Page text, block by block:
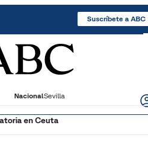
Suscríbete a ABC
NacionalSevilla
en Ceuta